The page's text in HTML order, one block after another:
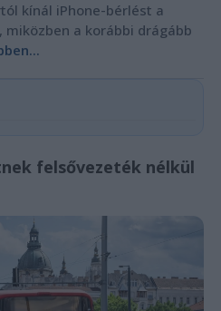
kínál iPhone-bérlést a
a korábbi drágább
felsővezeték nélkül